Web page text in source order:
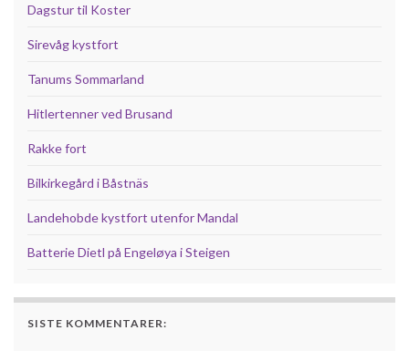
Dagstur til Koster
Sirevåg kystfort
Tanums Sommarland
Hitlertenner ved Brusand
Rakke fort
Bilkirkegård i Båstnäs
Landehobde kystfort utenfor Mandal
Batterie Dietl på Engeløya i Steigen
SISTE KOMMENTARER: